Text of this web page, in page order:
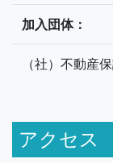
加入団体：
（社）不動産
アクセス